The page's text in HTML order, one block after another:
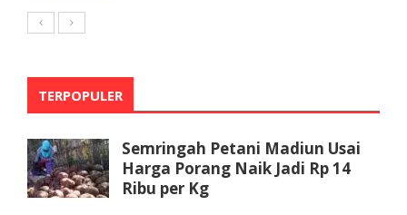
TERPOPULER
Semringah Petani Madiun Usai
Harga Porang Naik Jadi Rp 14
Ribu per Kg